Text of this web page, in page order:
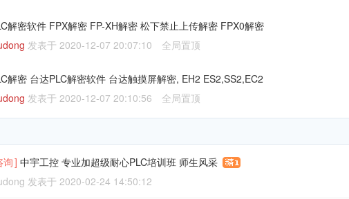
解密软件 FPX解密 FP-XH解密 松下禁止上传解密 FPX0解密
发表于 2020-12-07 20:07:10 全局置顶
解密 台达PLC解密软件 台达触摸屏解密, EH2 ES2,SS2,EC2
发表于 2020-12-07 20:10:56 全局置顶
询] 中宇工控 专业加超级耐心PLC培训班 师生风采
发表于 2020-02-24 14:50:12